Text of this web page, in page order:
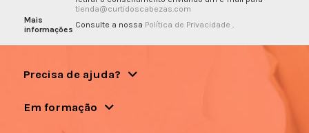
tienda@curtidoscabezas.com
Mais
informações Consulte a nossa Política de Privacidade
Precisa de ajuda?
Em formação